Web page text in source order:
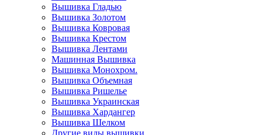
Вышивка Гладью
Вышивка Золотом
Вышивка Ковровая
Вышивка Крестом
Вышивка Лентами
Машинная Вышивка
Вышивка Монохром.
Вышивка Объемная
Вышивка Ришелье
Вышивка Украинская
Вышивка Хардангер
Вышивка Шелком
Другие виды вышивки